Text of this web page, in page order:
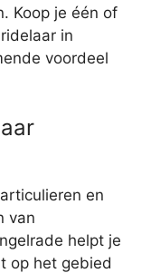
Koop je één of
in
voordeel
en
van
helpt je
op het gebied